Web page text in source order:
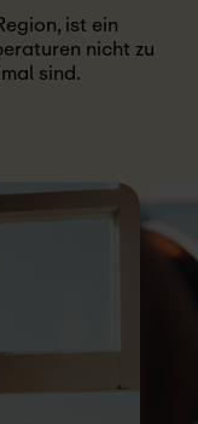
ist ein
nicht zu
sind.